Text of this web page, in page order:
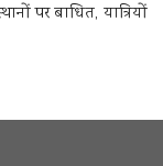
पर बाधित, यात्रियों